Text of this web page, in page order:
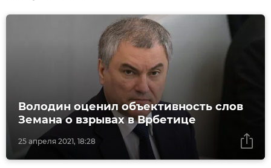
25 апреля 2021, 18:28
Володин оценил объективность слов
Земана о взрывах в Врбетице